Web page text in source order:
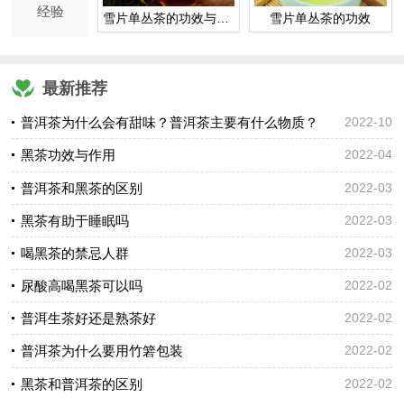
经验 雪片单丛茶的功效与作用 雪片单丛茶的功效
最新推荐
普洱茶为什么会有甜味？普洱茶主要有什么物质？ 2022-10
黑茶功效与作用 2022-04
普洱茶和黑茶的区别 2022-03
黑茶有助于睡眠吗 2022-03
喝黑茶的禁忌人群 2022-03
尿酸高喝黑茶可以吗 2022-02
普洱生茶好还是熟茶好 2022-02
普洱茶为什么要用竹箬包装 2022-02
黑茶和普洱茶的区别 2022-02